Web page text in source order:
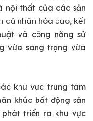
nội thất của các sản
cá nhân hóa cao, kết
và công năng sử
vừa sang trọng vừa
khu vực trung tâm
khúc bất động sản
triển ra khu vực